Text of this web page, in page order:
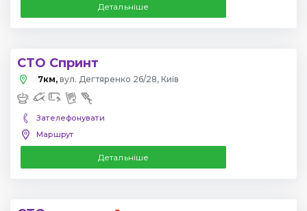
Детальніше
СТО Спринт
7км, вул. Дегтяренко 26/28, Київ
Зателефонувати
Маршрут
Детальніше